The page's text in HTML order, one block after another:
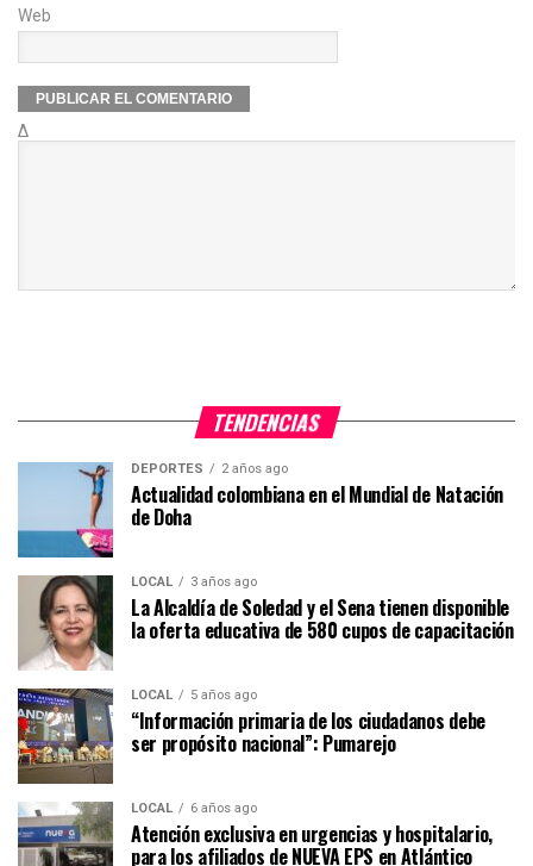
Web
Δ
TENDENCIAS
DEPORTES 2 años ago
Actualidad colombiana en el Mundial de Natación
de Doha
LOCAL 3 años ago
La Alcaldía de Soledad y el Sena tienen disponible
la oferta educativa de 580 cupos de capacitación
LOCAL 5 años ago
“Información primaria de los ciudadanos debe
ser propósito nacional”: Pumarejo
LOCAL 6 años ago
Atención exclusiva en urgencias y hospitalario,
para los afiliados de NUEVA EPS en Atlántico